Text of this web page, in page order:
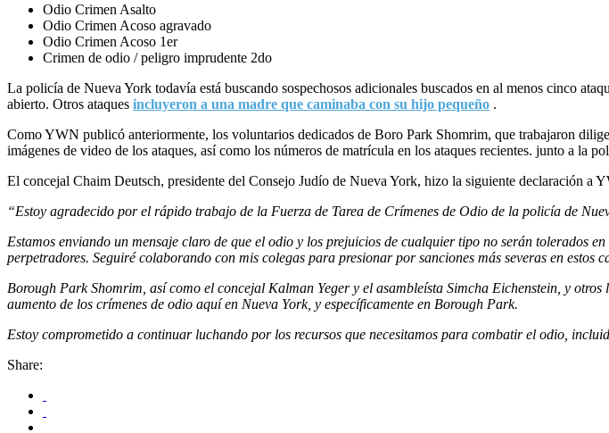
Odio Crimen Asalto
Odio Crimen Acoso agravado
Odio Crimen Acoso 1er
Crimen de odio / peligro imprudente 2do
La policía de Nueva York todavía está buscando sospechosos adicionales buscados en al menos cinco
abierto. Otros ataques incluyeron a una madre que caminaba con su hijo pequeño .
Como YWN publicó anteriormente, los voluntarios dedicados de Boro Park Shomrim, que trabajaron
imágenes de video de los ataques, así como los números de matrícula en los ataques recientes. junto a la
El concejal Chaim Deutsch, presidente del Consejo Judío de Nueva York, hizo la siguiente declaración a
“Estoy agradecido por el rápido trabajo de la Fuerza de Tarea de Crímenes de Odio de la policía de
Estamos enviando un mensaje claro de que el odio y los prejuicios de cualquier tipo no serán tolerados
perpetradores. Seguiré colaborando con mis colegas para presionar por sanciones más severas en estos
Borough Park Shomrim, así como el concejal Kalman Yeger y el asambleísta Simcha Eichenstein, y
aumento de los crímenes de odio aquí en Nueva York, y específicamente en Borough Park.
Estoy comprometido a continuar luchando por los recursos que necesitamos para combatir el odio,
Share: